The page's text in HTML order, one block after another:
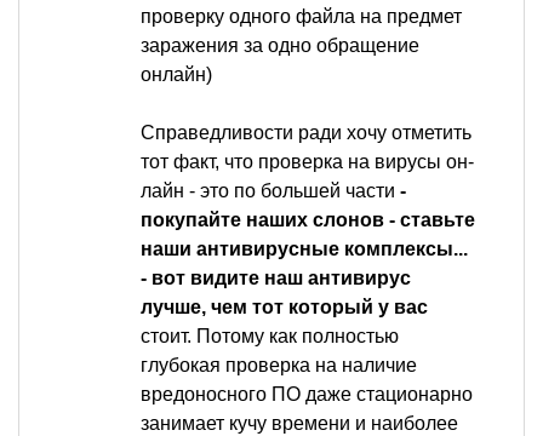
проверку одного файла на предмет
заражения за одно обращение
онлайн)
Справедливости ради хочу отметить
тот факт, что проверка на вирусы он-
лайн - это по большей части -
покупайте наших слонов - ставьте
наши антивирусные комплексы...
- вот видите наш антивирус
лучше, чем тот который у вас
стоит. Потому как полностью
глубокая проверка на наличие
вредоносного ПО даже стационарно
занимает кучу времени и наиболее